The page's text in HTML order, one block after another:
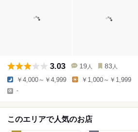
3.03 19 人 83 人
￥4,000～￥4,999 ￥1,000～￥1,999
-
このエリアで人気のお店